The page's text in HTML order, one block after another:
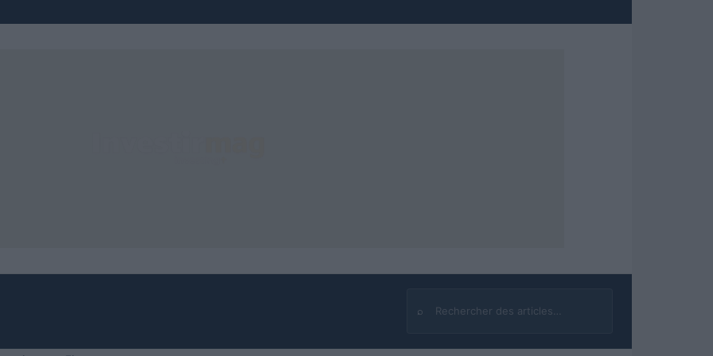
⌕
Rechercher